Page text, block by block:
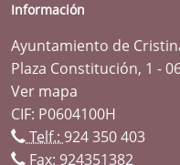
Información
Ayuntamiento de
Plaza Constitución, 1 -
Ver mapa
CIF: P0604100H
Telf.: 924 350 403
Fax: 924351382